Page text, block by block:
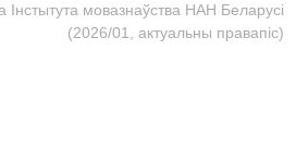
Інстытута мовазнаўства НАН Беларусі
(2026/01, актуальны правапіс)